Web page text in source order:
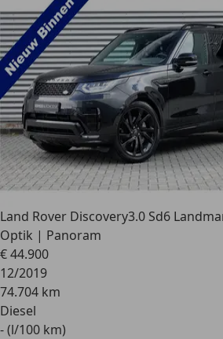
Land Rover Discovery3.0 Sd6
Optik | Panoram
€ 44.900
12/2019
74.704 km
Diesel
- (l/100 km)